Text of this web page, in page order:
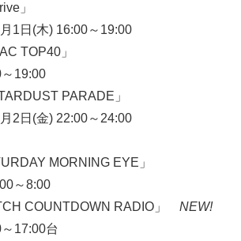
」
1日(木) 16:00～19:00
TOP40」
19:00
PARADE」
2日(金) 22:00～24:00
MORNING EYE」
～8:00
COUNTDOWN RADIO」 NEW!
17:00台